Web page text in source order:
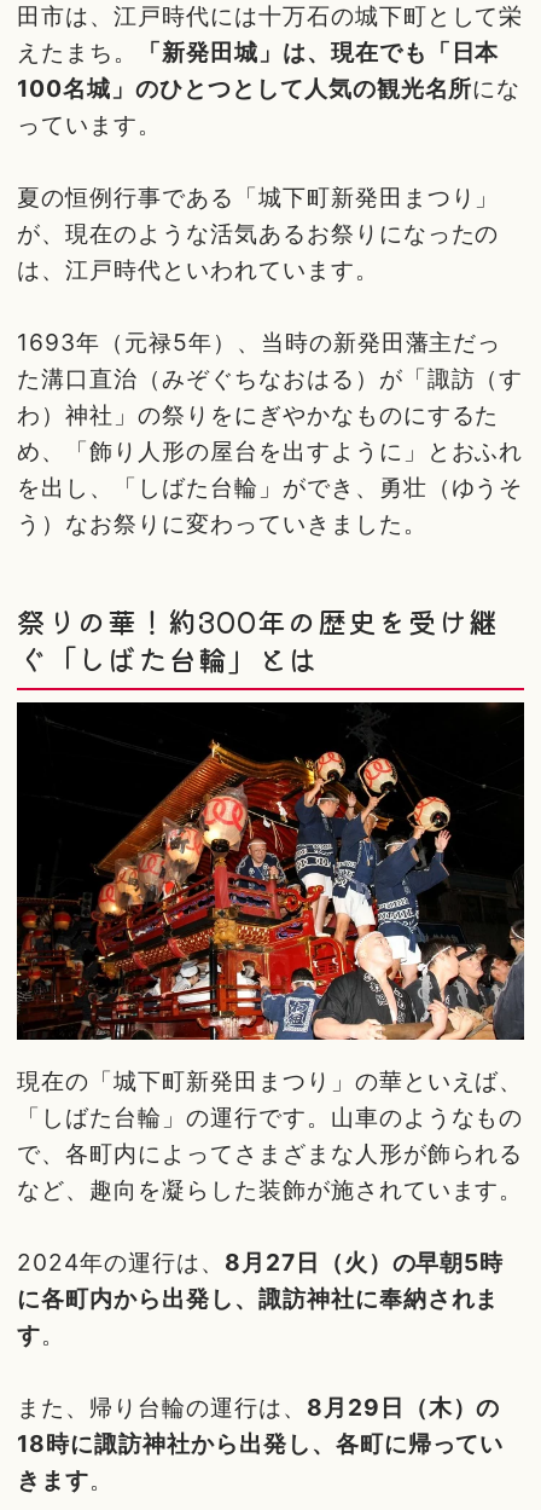
田市は、江戸時代には十万石の城下町として栄
えたまち。
「新発田城」は、現在でも「日本
100名城」のひとつとして人気の観光名所にな
っています。
夏の恒例行事である「城下町新発田まつり」
が、現在のような活気あるお祭りになったの
は、江戸時代といわれています。
1693年（元禄5年）、当時の新発田藩主だっ
た溝口直治（みぞぐちなおはる）が「諏訪（す
わ）神社」の祭りをにぎやかなものにするた
め、「飾り人形の屋台を出すように」とおふれ
を出し、「しばた台輪」ができ、勇壮（ゆうそ
う）なお祭りに変わっていきました。
祭りの華！約300年の歴史を受け継
ぐ「しばた台輪」とは
現在の「城下町新発田まつり」の華といえば、
「しばた台輪」の運行です。山車のようなもの
で、各町内によってさまざまな人形が飾られる
など、趣向を凝らした装飾が施されています。
2024年の運行は、 8月27日（火）の早朝5時
に各町内から出発し、諏訪神社に奉納されま
す。
また、帰り台輪の運行は、 8月29日（木）の
18時に諏訪神社から出発し、各町に帰ってい
きます。